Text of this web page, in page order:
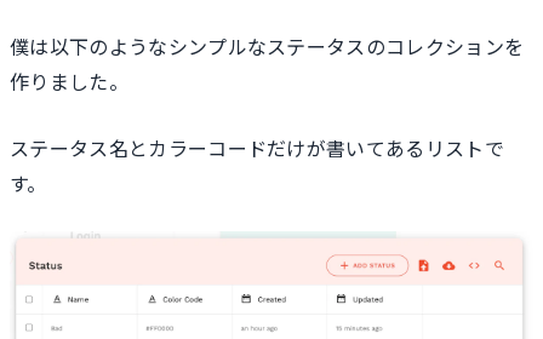
僕は以下のようなシンプルなステータスのコレクションを
作りました。
ステータス名とカラーコードだけが書いてあるリストで
す。